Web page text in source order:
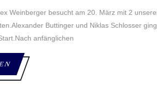
BEI
Buttinger und Niklas Schlosser
anfänglichen
WEITERLESEN